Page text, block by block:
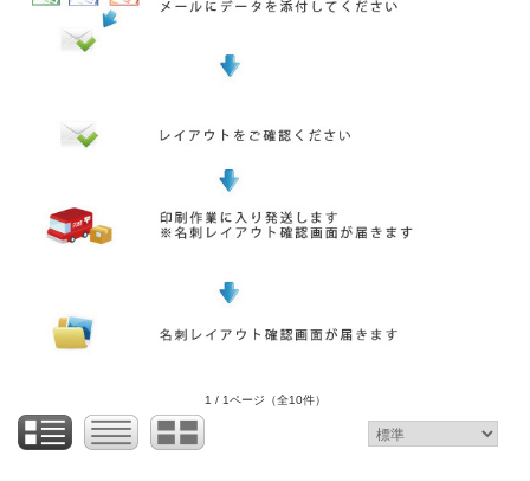
1 / 1ページ （全10件）